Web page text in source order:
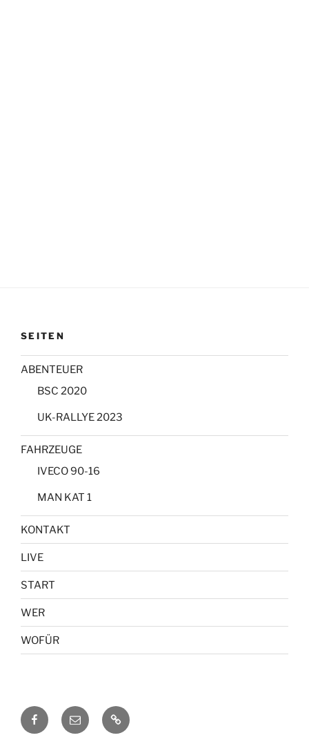
SEITEN
ABENTEUER
BSC 2020
UK-RALLYE 2023
FAHRZEUGE
IVECO 90-16
MAN KAT 1
KONTAKT
LIVE
START
WER
WOFÜR
Facebook
E-
Mail
KONTAKT